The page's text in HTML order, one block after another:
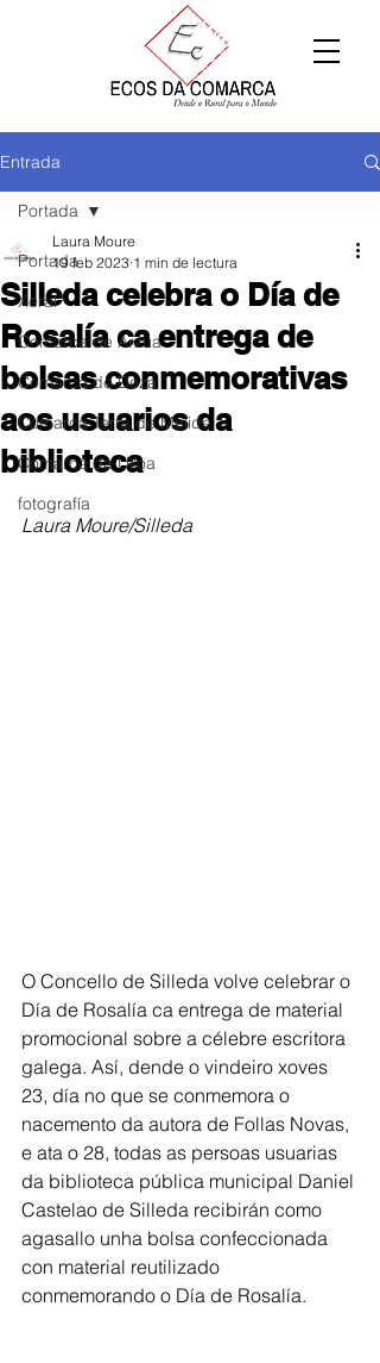
Entrada
Portada
Xeral
Comarca de Arzúa
Comarca de Deza
Comarca Terra de Melide
Comarca da Ulloa
fotografía
Portada
Silleda celebra o Día de
Rosalía ca entrega de
bolsas conmemorativas
aos usuarios da
biblioteca
Laura Moure
19 feb 2023 1 min de lectura
Laura Moure/Silleda
O Concello de Silleda volve celebrar o
Día de Rosalía ca entrega de material
promocional sobre a célebre escritora
galega. Así, dende o vindeiro xoves
23, día no que se conmemora o
nacemento da autora de Follas Novas,
e ata o 28, todas as persoas usuarias
da biblioteca pública municipal Daniel
Castelao de Silleda recibirán como
agasallo unha bolsa confeccionada
con material reutilizado
conmemorando o Día de Rosalía.